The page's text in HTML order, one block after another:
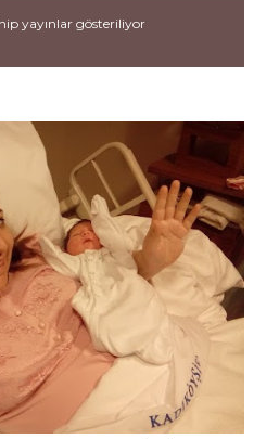
yayınlar gösteriliyor